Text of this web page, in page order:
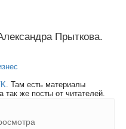
Прыткова.
. Там есть материалы
же посты от читателей.